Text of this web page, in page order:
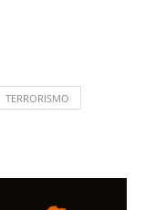
TERRORISMO